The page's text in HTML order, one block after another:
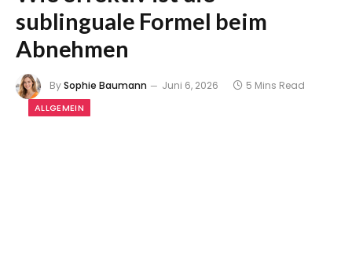
sublinguale Formel beim
Abnehmen
BySophie Baumann Juni 6, 2026 5 Mins Read
ALLGEMEIN